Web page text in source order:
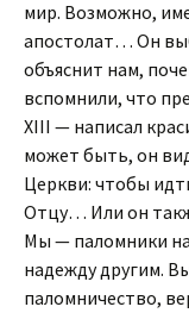
мир. Возможно,
апостолат… Он
объяснит нам,
вспомнили, что
XIII — написал
может быть, он
Церкви: чтобы
Отцу… Или он
Мы — паломники
надежду другим.
паломничество,